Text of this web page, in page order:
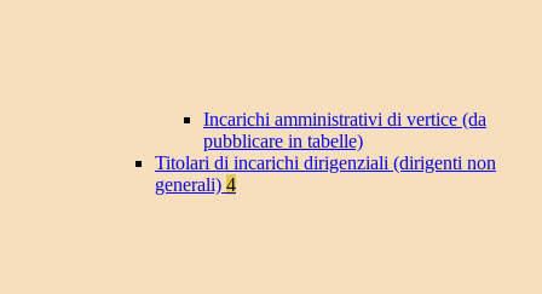
Incarichi amministrativi di vertice (da
pubblicare in tabelle)
Titolari di incarichi dirigenziali (dirigenti non
generali) 4